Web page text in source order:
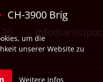
CH-3900 Brig
um die
unserer Website zu
Weitere Infos